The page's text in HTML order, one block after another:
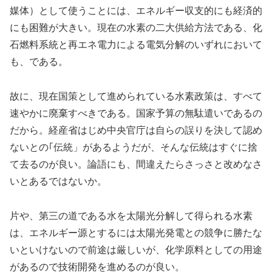
媒体）として使うことには、エネルギー収支的にも経済的
にも困難が大きい。現在の水素の二大供給方法である、化
石燃料系統と再エネ電力による電気分解のいずれにおいて
も、である。
故に、現在国策として進められている水素政策は、すべて
速やかに廃棄すべきである。国家予算の無駄遣いであるの
だから。経産省はじめ中央官庁は自らの誤りを決して認め
ないとの｢伝統」があるようだが、そんな伝統はすぐに捨
て去るのが良い。論語にも、間違えたらさっさと改めなさ
いとあるではないか。
片や、第三の道である水を太陽光分解して得られる水素
は、エネルギー源とするには太陽光発電との競争に勝たな
いといけないので前途は厳しいが、化学原料としての用途
があるので技術開発を進めるのが良い。